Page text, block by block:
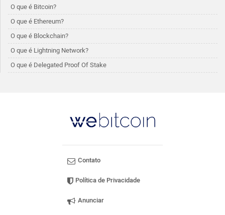
O que é Bitcoin?
O que é Ethereum?
O que é Blockchain?
O que é Lightning Network?
O que é Delegated Proof Of Stake
Contato
Política de Privacidade
Anunciar